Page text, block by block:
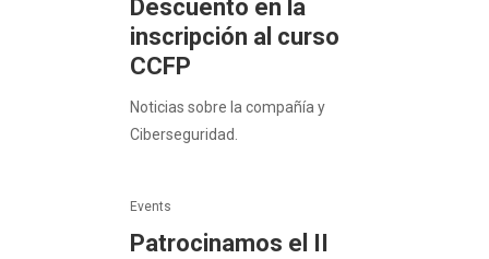
Descuento en la
inscripción al curso
CCFP
Noticias sobre la compañía y
Ciberseguridad.
Events
Patrocinamos el II